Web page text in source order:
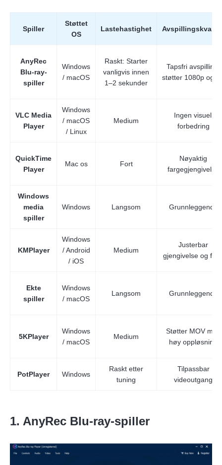
Spiller
Støttet
OS
Lastehastighet
AnyRec
Blu-ray-
spiller
Windows
/ macOS
Raskt: Starter
vanligvis innen
1–2 sekunder
Tapsfri avspilling,
støtter 1080p og
VLC Media
Player
Windows
/ macOS
/ Linux
Medium
Ingen visuell
forbedring
QuickTime
Player
Mac os Fort
Nøyaktig
fargegjengivelse
Windows
media
spiller
Windows Langsom Grunnleggende
KMPlayer
Windows
/ Android
/ iOS
Medium
Justerbar
gjengivelse og
Ekte
spiller
Windows
/ macOS
Langsom Grunnleggende
5KPlayer
Windows
/ macOS
Medium
Støtter MOV med
høy oppløsning
PotPlayer Windows
Raskt etter
tuning
Tilpassbar
videoutgang
1. AnyRec Blu-ray-spiller